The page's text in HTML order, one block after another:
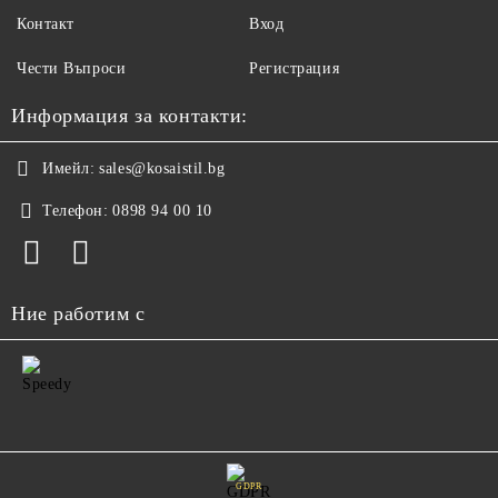
Контакт
Чести Въпроси
Вход
Регистрация
Информация за контакти:
Имейл: sales@kosaistil.bg
Телефон: 0898 94 00 10
Ние работим с
GDPR